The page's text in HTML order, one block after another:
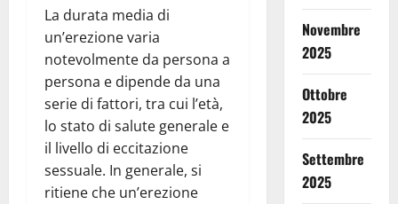
La durata media di
un’erezione varia
notevolmente da persona a
persona e dipende da una
serie di fattori, tra cui l’età,
lo stato di salute generale e
il livello di eccitazione
sessuale. In generale, si
ritiene che un’erezione
Novembre
2025
Ottobre
2025
Settembre
2025